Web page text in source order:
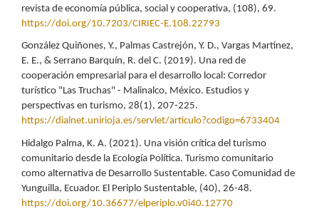
revista de economía pública, social y cooperativa, (108), 69.
https://doi.org/10.7203/CIRIEC-E.108.22793
González Quiñones, Y., Palmas Castrejón, Y. D., Vargas Martínez,
E. E., & Serrano Barquín, R. del C. (2019). Una red de
cooperación empresarial para el desarrollo local: Corredor
turístico "Las Truchas" - Malinalco, México. Estudios y
perspectivas en turismo, 28(1), 207-225.
https://dialnet.unirioja.es/servlet/articulo?codigo=6733404
Hidalgo Palma, K. A. (2021). Una visión crítica del turismo
comunitario desde la Ecología Política. Turismo comunitario
como alternativa de Desarrollo Sustentable. Caso Comunidad de
Yunguilla, Ecuador. El Periplo Sustentable, (40), 26-48.
https://doi.org/10.36677/elperiplo.v0i40.12770